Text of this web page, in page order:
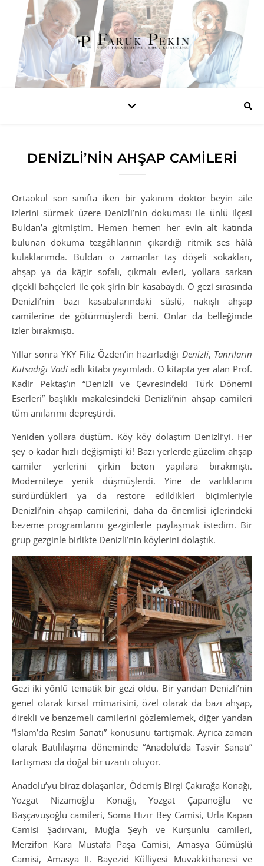
DENIZLI’NIN AHŞAP CAMILERI
Ortaokul son sınıfta iken bir yakınım doktor beyin aile
izlerini sürmek üzere Denizli’nin dokuması ile ünlü ilçesi
Buldan’a gitmiştim. Hemen hemen her evin alt katında
bulunan dokuma tezgâhlarının çıkardığı ritmik ses hâlâ
kulaklarımda. Buldan o zamanlar taş döşeli sokakları,
ahşap ya da kâgir sofalı, çıkmalı evleri, yollara sarkan
çiçekli bahçeleri ile çok şirin bir kasabaydı. O gezi sırasında
Denizli’nin bazı kasabalarındaki süslü, nakışlı ahşap
camilerine de götürmüşlerdi beni. Onlar da belleğimde
izler bırakmıştı.
Yıllar sonra YKY Filiz Özden’in hazırladığı Denizli, Tanrıların
Kutsadığı Vadiadlı kitabı yayımladı. O kitapta yer alan Prof.
Kadir Pektaş’ın “Denizli ve Çevresindeki Türk Dönemi
Eserleri” başlıklı makalesindeki Denizli’nin ahşap camileri
tüm anılarımı depreştirdi.
Yeniden yollara düştüm. Köy köy dolaştım Denizli’yi. Her
şey o kadar hızlı değişmişti ki! Bazı yerlerde güzelim ahşap
camiler yerlerini çirkin beton yapılara bırakmıştı.
Moderniteye yenik düşmüşlerdi. Yine de varlıklarını
sürdürdükleri ya da restore edildikleri biçimleriyle
Denizli’nin ahşap camilerini, daha da önemlisi içlerindeki
bezeme programlarını gezginlerle paylaşmak istedim. Bir
grup gezginle birlikte Denizli’nin köylerini dolaştık.
Gezi iki yönlü tematik bir gezi oldu. Bir yandan Denizli’nin
genel olarak kırsal mimarisini, özel olarak da bazı ahşap,
direkli ve benzemeli camilerini gözlemlemek, diğer yandan
“İslam’da Resim Sanatı” konusunu tartışmak. Ayrıca zaman
olarak Batılılaşma döneminde “Anadolu’da Tasvir Sanatı”
tartışması da doğal bir uzantı oluyor.
Anadolu’yu biraz dolaşanlar, Ödemiş Birgi Çakırağa Konağı,
Yozgat Nizamoğlu Konağı, Yozgat Çapanoğlu ve
Başçavuşoğlu camileri, Soma Hızır Bey Camisi, Urla Kapan
Camisi Şadırvanı, Muğla Şeyh ve Kurşunlu camileri,
Merzifon Kara Mustafa Paşa Camisi, Amasya Gümüşlü
Camisi, Amasya II. Bayezid Külliyesi Muvakkithanesi ve